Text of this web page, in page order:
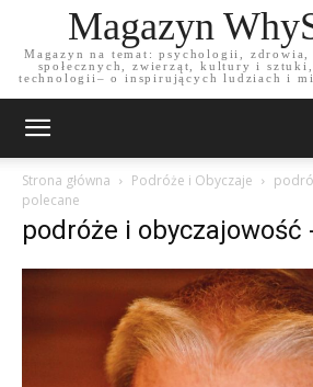
Magazyn
Magazyn na temat: psychologii,
społecznych, zwierząt, kultury i
technologii– o inspirujących ludziach i
Strona główna Podróże i Obyczaje
polecane
podróże i obyczajowość